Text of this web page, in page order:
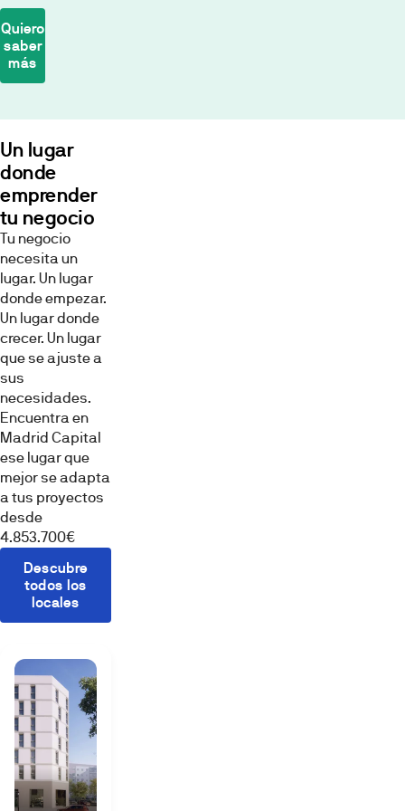
*
El
la
realiza
en
a
un
Tipo
Fijo
del
2%
TIN,
con
sistema
amortización
francés
de
cuotas
constantes.
El
de
interés
podrá
ser
fijo
variable
y
variará
en
función
de
la
finalidad
Quiero
saber
más
Biodiversidad
Eficiencia
energética
Industrialización
Economía
circular
Recursos
hidrícos
Descarbonización
ENERGÉTICA
Consumo de
energía: B
CALIFICACIÓN
ENERGÉTICA
Emisiones
(CO2): B
DOMUM
Compromiso
Sostenible
Metrovacesa
Un lugar
donde
emprender
tu negocio
Tu negocio
necesita un
lugar. Un lugar
donde empezar.
Un lugar donde
crecer. Un lugar
que se ajuste a
sus
necesidades.
Encuentra en
Madrid Capital
ese lugar que
mejor se adapta
a tus proyectos
desde
4.853.700€
Descubre
todos los
locales